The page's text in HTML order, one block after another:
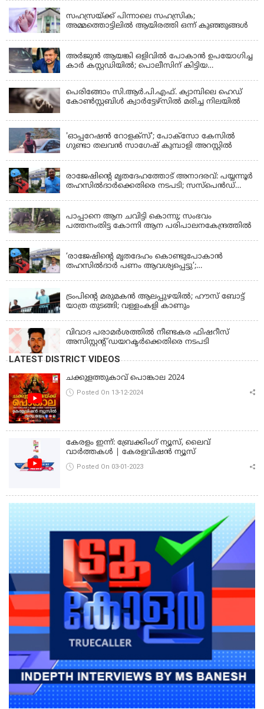
സഹസ്രയ്ക്ക് പിന്നാലെ സഹസ്രിക;
അമ്മത്തൊട്ടിലില്‍ ആയിരത്തി ഒന്ന് കുഞ്ഞുങ്ങള്‍
അർജുൻ ആയങ്കി ഒളിവിൽ പോകാൻ ഉപയോഗിച്ച
കാർ കസ്റ്റഡിയിൽ; പൊലീസിന് കിട്ടിയ
പെരിങ്ങോം സി.ആർ.പി.എഫ്. ക്യാമ്പിലെ ഹെഡ്
കോൺസ്റ്റബിൾ ക്വാർട്ടേഴ്സിൽ മരിച്ച നിലയിൽ
'ഓപ്പറേഷൻ റോളക്സ്'; പോക്സോ കേസിൽ
ഗുണ്ടാ തലവൻ സാഗേഷ് കുമ്പാളി അറസ്റ്റിൽ
രാജേഷിന്റെ മൃതദേഹത്തോട് അനാദരവ്: പയ്യന്നൂർ
തഹസിൽദാർക്കെതിരെ നടപടി; സസ്പെൻഡ്
പാപ്പാനെ ആന ചവിട്ടി കൊന്നു; സംഭവം
പത്തനംതിട്ട കോന്നി ആന പരിപാലനകേന്ദ്രത്തിൽ
‘രാജേഷിന്‍റെ മൃതദേഹം കൊണ്ടുപോകാന്‍
തഹസില്‍ദാര്‍ പണം ആവശ്യപ്പെട്ടു’;
ട്രംപിന്റെ മരുമകന്‍ ആലപ്പുഴയില്‍; ഹൗസ് ബോട്ട്
യാത്ര തുടങ്ങി; വള്ളംകളി കാണും
വിവാദ പരാമര്‍ശത്തില്‍ നീണ്ടകര ഫിഷറീസ്
അസിസ്റ്റന്റ് ഡയറക്ടര്‍ക്കെതിരെ നടപടി
LATEST DISTRICT VIDEOS
ചക്കുളത്തുകാവ് പൊങ്കാല 2024
Posted On 13-12-2024
കേരളം ഇന്ന്: ബ്രേക്കിംഗ് ന്യൂസ്, ലൈവ്
വാർത്തകൾ | കേരളവിഷൻ ന്യൂസ്
Posted On 03-01-2023